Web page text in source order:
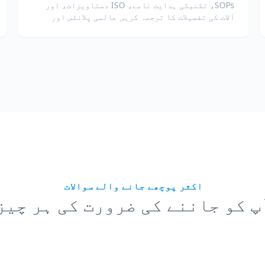
SOPs، تکنیکی ہدایت نامے، ISO دستاویزات، اور
آلات کی تفصیلات کا ترجمہ کریں عالمی پلانٹس اور
اکثر پوچھے جانے والے سوالات
کو جاننے کی ضرورت کی ہر چیز